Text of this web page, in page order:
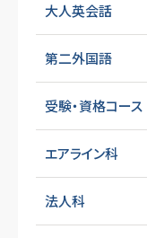
大人英会話
第二外国語
受験・資格コース
エアライン科
法人科